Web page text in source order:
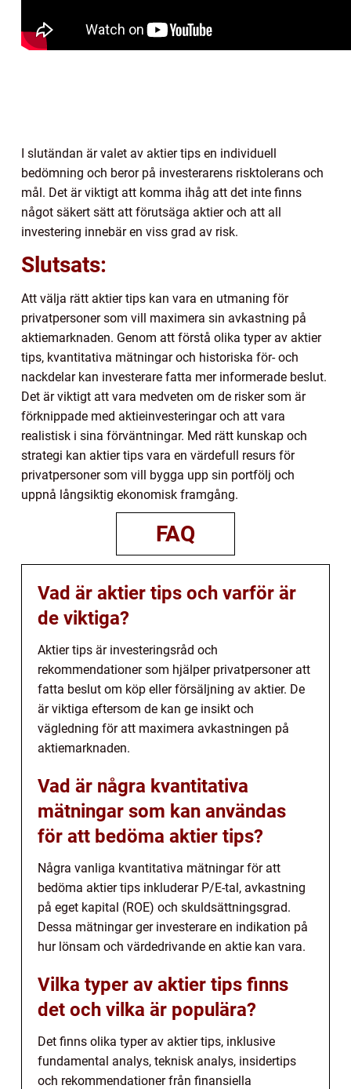
I slutändan är valet av aktier tips en individuell
bedömning och beror på investerarens risktolerans och
mål. Det är viktigt att komma ihåg att det inte finns
något säkert sätt att förutsäga aktier och att all
investering innebär en viss grad av risk.
Slutsats:
Att välja rätt aktier tips kan vara en utmaning för
privatpersoner som vill maximera sin avkastning på
aktiemarknaden. Genom att förstå olika typer av aktier
tips, kvantitativa mätningar och historiska för- och
nackdelar kan investerare fatta mer informerade beslut.
Det är viktigt att vara medveten om de risker som är
förknippade med aktieinvesteringar och att vara
realistisk i sina förväntningar. Med rätt kunskap och
strategi kan aktier tips vara en värdefull resurs för
privatpersoner som vill bygga upp sin portfölj och
uppnå långsiktig ekonomisk framgång.
FAQ
Vad är aktier tips och varför är
de viktiga?
Aktier tips är investeringsråd och
rekommendationer som hjälper privatpersoner att
fatta beslut om köp eller försäljning av aktier. De
är viktiga eftersom de kan ge insikt och
vägledning för att maximera avkastningen på
aktiemarknaden.
Vad är några kvantitativa
mätningar som kan användas
för att bedöma aktier tips?
Några vanliga kvantitativa mätningar för att
bedöma aktier tips inkluderar P/E-tal, avkastning
på eget kapital (ROE) och skuldsättningsgrad.
Dessa mätningar ger investerare en indikation på
hur lönsam och värdedrivande en aktie kan vara.
Vilka typer av aktier tips finns
det och vilka är populära?
Det finns olika typer av aktier tips, inklusive
fundamental analys, teknisk analys, insidertips
och rekommendationer från finansiella